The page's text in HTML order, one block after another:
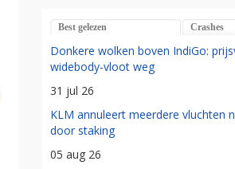
Best gelezen Crashes
Donkere wolken boven IndiGo:
widebody-vloot weg
31 jul 26
KLM annuleert meerdere vluchten
door staking
05 aug 26